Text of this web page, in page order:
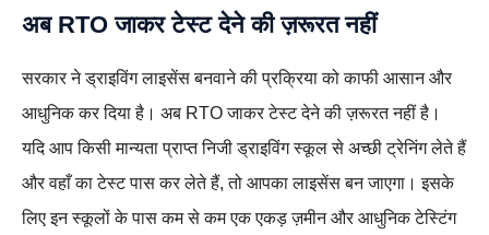
अब RTO जाकर टेस्ट देने की ज़रूरत नहीं
सरकार ने ड्राइविंग लाइसेंस बनवाने की प्रक्रिया को काफी आसान और
आधुनिक कर दिया है। अब RTO जाकर टेस्ट देने की ज़रूरत नहीं है।
यदि आप किसी मान्यता प्राप्त निजी ड्राइविंग स्कूल से अच्छी ट्रेनिंग लेते हैं
और वहाँ का टेस्ट पास कर लेते हैं, तो आपका लाइसेंस बन जाएगा। इसके
लिए इन स्कूलों के पास कम से कम एक एकड़ ज़मीन और आधुनिक टेस्टिंग